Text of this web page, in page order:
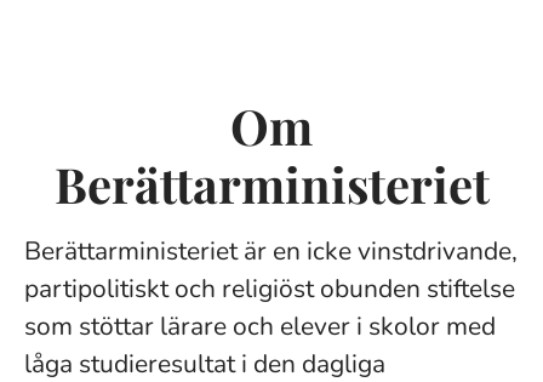
Om
Berättarministeriet
Berättarministeriet är en icke vinstdrivande,
partipolitiskt och religiöst obunden stiftelse
som stöttar lärare och elever i skolor med
låga studieresultat i den dagliga